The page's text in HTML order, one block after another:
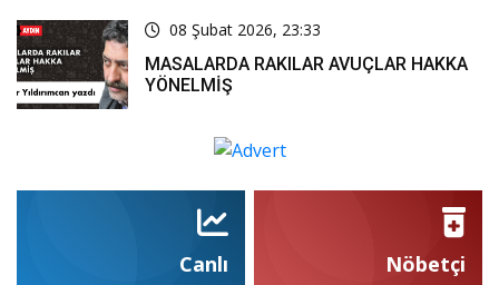
08 Şubat 2026, 23:33
MASALARDA RAKILAR AVUÇLAR HAKKA
YÖNELMİŞ
Canlı
Nöbetçi